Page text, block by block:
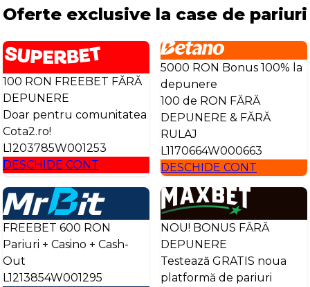
Oferte exclusive la case de pariuri
100 RON FREEBET FĂRĂ
DEPUNERE
Doar pentru comunitatea
Cota2.ro!
L1203785W001253
DESCHIDE CONT
5000 RON Bonus 100% la
depunere
100 de RON FĂRĂ
DEPUNERE & FĂRĂ
RULAJ
L1170664W000663
DESCHIDE CONT
FREEBET 600 RON
Pariuri + Casino + Cash-
Out
L1213854W001295
NOU! BONUS FĂRĂ
DEPUNERE
Testează GRATIS noua
platformă de pariuri